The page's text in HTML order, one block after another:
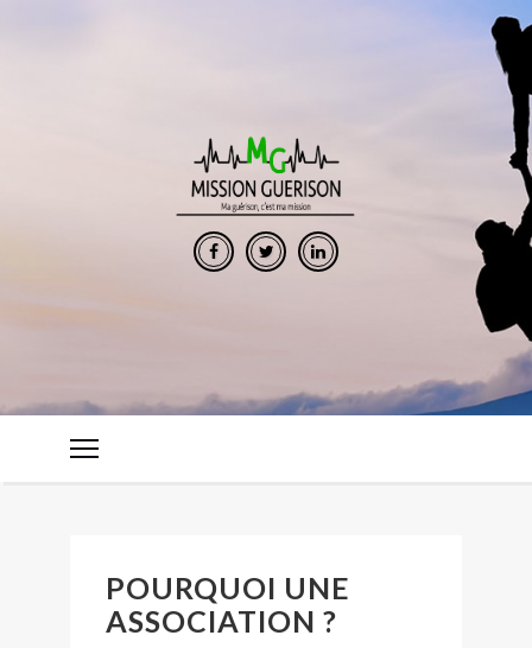
POURQUOI UNE
ASSOCIATION ?